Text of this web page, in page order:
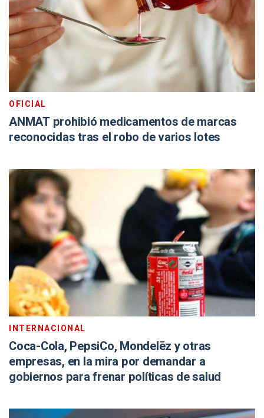
OFICIAL
ANMAT prohibió medicamentos de marcas
reconocidas tras el robo de varios lotes
INTERNACIONAL
Coca-Cola, PepsiCo, Mondelēz y otras
empresas, en la mira por demandar a
gobiernos para frenar políticas de salud